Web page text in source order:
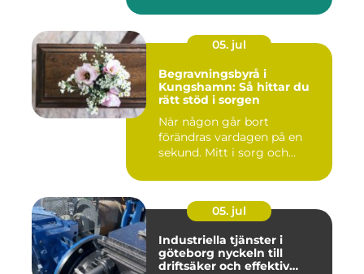
05. jul
Begravningsbyrå i
Kungshamn: Så hittar du
rätt stöd i sorgen
När någon går bort
förändras vardagen på en
sekund. Mitt i sorg och...
05. jul
Industriella tjänster i
göteborg nyckeln till
driftsäker och effektiv